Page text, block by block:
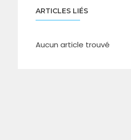
ARTICLES LIÉS
Aucun article trouvé